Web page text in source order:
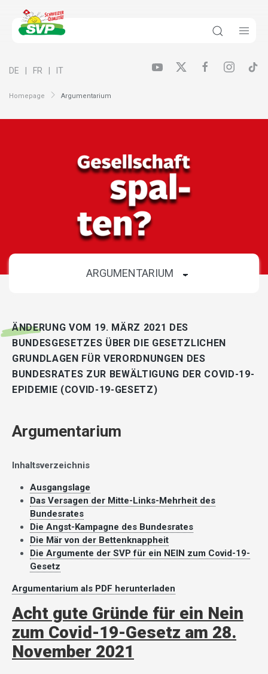
Homepage Argumentarium
DE FR IT
ÄNDERUNG VOM 19. MÄRZ 2021 DES
BUNDESGESETZES ÜBER DIE GESETZLICHEN
GRUNDLAGEN FÜR VERORDNUNGEN DES
BUNDESRATES ZUR BEWÄLTIGUNG DER COVID-19-
EPIDEMIE (COVID-19-GESETZ)
Argumentarium
Inhaltsverzeichnis
Ausgangslage
Das Versagen der Mitte-Links-Mehrheit des
Bundesrates
Die Angst-Kampagne des Bundesrates
Die Mär von der Bettenknappheit
Die Argumente der SVP für ein NEIN zum Covid-19-
Gesetz
Argumentarium als PDF herunterladen
Acht gute Gründe für ein Nein
zum Covid-19-Gesetz am 28.
November 2021